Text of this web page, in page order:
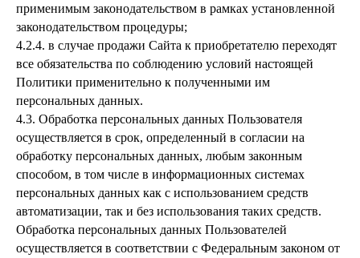
применимым законодательством в рамках установленной
законодательством процедуры;
4.2.4. в случае продажи Сайта к приобретателю переходят
все обязательства по соблюдению условий настоящей
Политики применительно к полученными им
персональных данных.
4.3. Обработка персональных данных Пользователя
осуществляется в срок, определенный в согласии на
обработку персональных данных, любым законным
способом, в том числе в информационных системах
персональных данных как с использованием средств
автоматизации, так и без использования таких средств.
Обработка персональных данных Пользователей
осуществляется в соответствии с Федеральным законом от